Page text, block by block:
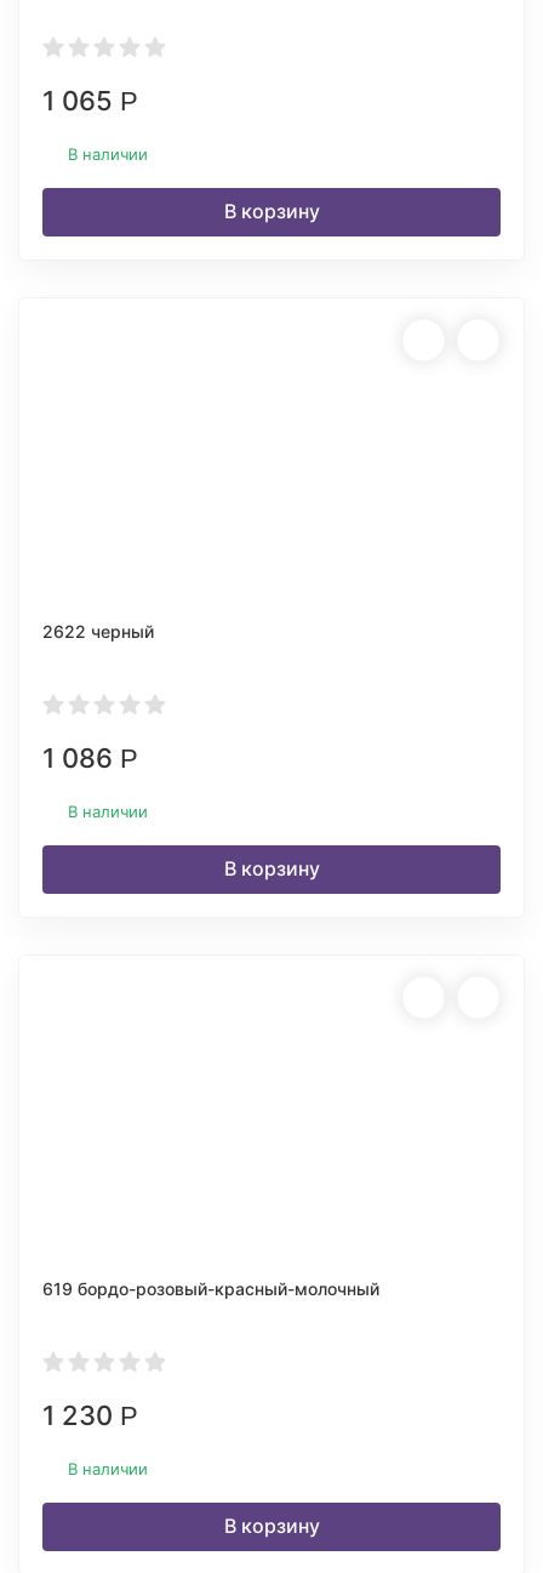
1 065 Р
В наличии
В корзину
2622 черный
1 086 Р
В наличии
В корзину
619 бордо-розовый-красный-молочный
1 230 Р
В наличии
В корзину